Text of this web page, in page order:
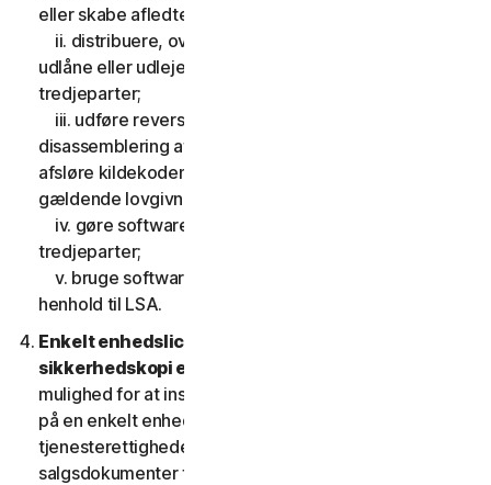
eller skabe afledte værker baseret på softwaren;
ii. distribuere, overdrage, viderelicensere, lease,
udlåne eller udleje din ret til at bruge softwaren til
tredjeparter;
iii. udføre reverse engineering, dekompilering eller
disassemblering af softwaren, eller gøre forsøg på at
afsløre kildekoden, undtagen, og kun i det omfang
gældende lovgivning udtrykkeligt tillader det;
iv. gøre softwarens funktionalitet tilgængelig for
tredjeparter;
v. bruge softwaren på en måde, der ikke er tilladt i
henhold til LSA.
Enkelt enhedslicens; Kun en arkiv- eller
sikkerhedskopi er tilladt.
mulighed for at installere en kopi af softwaren til brug
på en enkelt enhed, medmindre dine
tjenesterettigheder eller de gældende
salgsdokumenter fra den udbyder, som du fik